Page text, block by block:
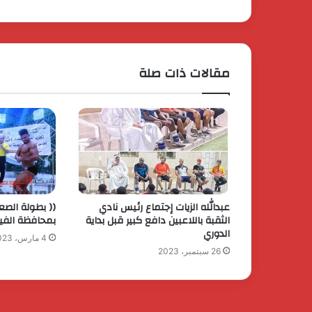
مقالات ذات صلة
عبدالله الزيات إجتماع رئيس نادي
الثقبة باللاعبين دافع كبير قبل بداية
الدوري
26 سبتمبر، 2023
(( بطولة
بمحافظة
4 مارس، 2023